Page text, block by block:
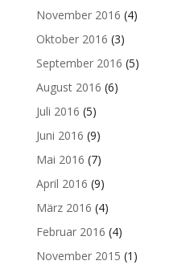
November 2016 (4)
Oktober 2016 (3)
September 2016 (5)
August 2016 (6)
Juli 2016 (5)
Juni 2016 (9)
Mai 2016 (7)
April 2016 (9)
März 2016 (4)
Februar 2016 (4)
November 2015 (1)